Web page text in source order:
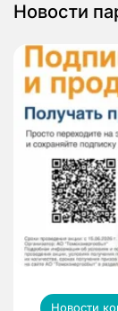
Новости
Новости